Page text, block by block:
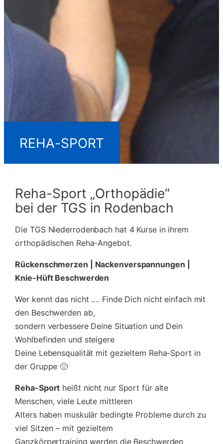
REHA-SPORT
Reha-Sport „Orthopädie“
bei der TGS in Rodenbach
Die TGS Niederrodenbach hat 4 Kurse in ihrem
orthopädischen Reha-Angebot.
Rückenschmerzen | Nackenverspannungen |
Knie-Hüft Beschwerden
Wer kennt das nicht …. Finde Dich nicht einfach mit
den Beschwerden ab,
sondern verbessere Deine Situation und Dein
Wohlbefinden und steigere
Deine Lebensqualität mit gezieltem Reha-Sport in
der Gruppe 🙂
Reha-Sport heißt nicht nur Sport für alte
Menschen, viele Leute mittleren
Alters haben muskulär bedingte Probleme durch zu
viel Sitzen – mit gezieltem
Ganzkörpertraining werden die Beschwerden